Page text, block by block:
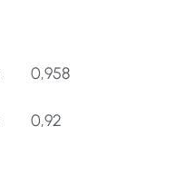
0,958
0,92